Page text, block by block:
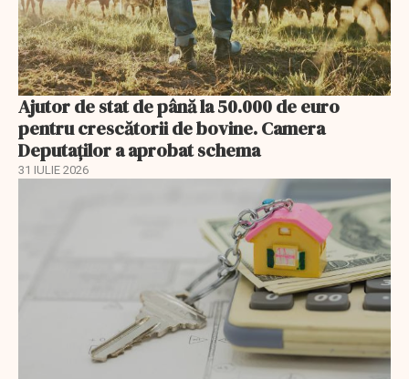
Ajutor de stat de până la 50.000 de euro
pentru crescătorii de bovine. Camera
Deputaților a aprobat schema
31 IULIE 2026